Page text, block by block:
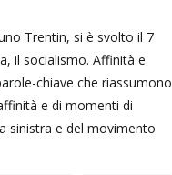
Trentin, si è svolto il 7
il socialismo. Affinità e
chiave che riassumono
e di momenti di
sinistra e del movimento